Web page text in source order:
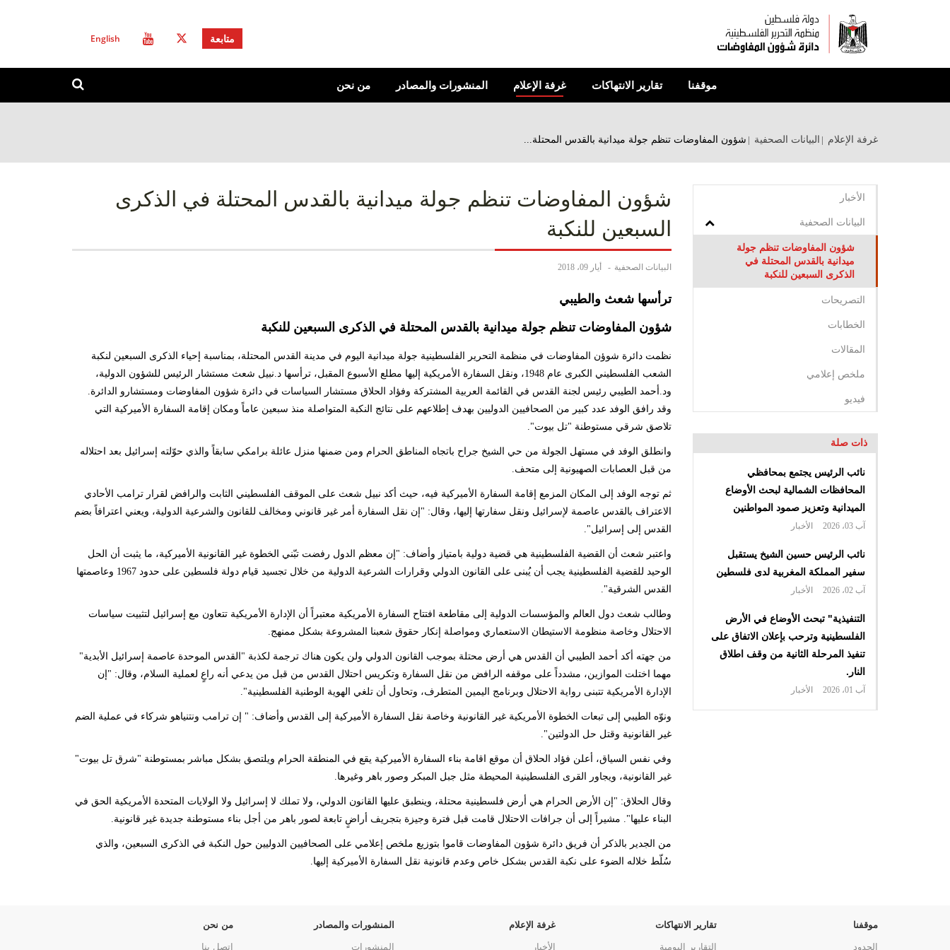
متابعة English
موقفنا تقارير الانتهاكات غرفة الإعلام المنشورات والمصادر من نحن
استمارة
ابحث
غرفة الإعلام البيانات الصحفية شؤون المفاوضات تنظم جولة ميدانية بالقدس المحتلة...
شؤون المفاوضات تنظم جولة ميدانية بالقدس المحتلة في الذكرى
السبعين للنكبة
البيانات الصحفية أيار 09، 2018
ترأسها شعث والطيبي
شؤون المفاوضات تنظم جولة ميدانية بالقدس المحتلة في الذكرى السبعين للنكبة
نظمت دائرة شوؤن المفاوضات في منظمة التحرير الفلسطينية جولة ميدانية اليوم في مدينة القدس المحتلة، بمناسبة إحياء الذكرى السبعين لنكبة
الشعب الفلسطيني الكبرى عام 1948، ونقل السفارة الأمريكية إليها مطلع الأسبوع المقبل، ترأسها د.نبيل شعث مستشار الرئيس للشؤون الدولية،
ود.أحمد الطيبي رئيس لجنة القدس في القائمة العربية المشتركة وفؤاد الحلاق مستشار السياسات في دائرة شؤون المفاوضات ومستشارو الدائرة.
وقد رافق الوفد عدد كبير من الصحافيين الدوليين بهدف إطلاعهم على نتائج النكبة المتواصلة منذ سبعين عاماً ومكان إقامة السفارة الأميركية التي
تلاصق شرقي مستوطنة "تل بيوت".
وانطلق الوفد في مستهل الجولة من حي الشيخ جراح باتجاه المناطق الحرام ومن ضمنها منزل عائلة برامكي سابقاً والذي حوّلته إسرائيل بعد احتلاله
من قبل العصابات الصهيونية إلى متحف.
ثم توجه الوفد إلى المكان المزمع إقامة السفارة الأميركية فيه، حيث أكد نبيل شعث على الموقف الفلسطيني الثابت والرافض لقرار ترامب الأحادي
الاعتراف بالقدس عاصمة لإسرائيل ونقل سفارتها إليها، وقال: "إن نقل السفارة أمر غير قانوني ومخالف للقانون والشرعية الدولية، ويعني اعترافاً بضم
القدس إلى إسرائيل".
واعتبر شعث أن القضية الفلسطينية هي قضية دولية بامتياز وأضاف: "إن معظم الدول رفضت تبّني الخطوة غير القانونية الأميركية، ما يثبت أن الحل
الوحيد للقضية الفلسطينية يجب أن يُبنى على القانون الدولي وقرارات الشرعية الدولية من خلال تجسيد قيام دولة فلسطين على حدود 1967 وعاصمتها
القدس الشرقية".
وطالب شعث دول العالم والمؤسسات الدولية إلى مقاطعة افتتاح السفارة الأمريكية معتبراً أن الإدارة الأمريكية تتعاون مع إسرائيل لتثبيت سياسات
الاحتلال وخاصة منظومة الاستيطان الاستعماري ومواصلة إنكار حقوق شعبنا المشروعة بشكل ممنهج.
من جهته أكد أحمد الطيبي أن القدس هي أرض محتلة بموجب القانون الدولي ولن يكون هناك ترجمة لكذبة "القدس الموحدة عاصمة إسرائيل الأبدية"
مهما اختلت الموازين، مشدداً على موقفه الرافض من نقل السفارة وتكريس احتلال القدس من قبل من يدعي أنه راعٍ لعملية السلام، وقال: "إن
الإدارة الأمريكية تتبنى رواية الاحتلال وبرنامج اليمين المتطرف، وتحاول أن تلغي الهوية الوطنية الفلسطينية".
ونوّه الطيبي إلى تبعات الخطوة الأمريكية غير القانونية وخاصة نقل السفارة الأميركية إلى القدس وأضاف: " إن ترامب ونتنياهو شركاء في عملية الضم
غير القانونية وقتل حل الدولتين".
وفي نفس السياق، أعلن فؤاد الحلاق أن موقع اقامة بناء السفارة الأميركية يقع في المنطقة الحرام ويلتصق بشكل مباشر بمستوطنة "شرق تل بيوت"
غير القانونية، ويجاور القرى الفلسطينية المحيطة مثل جبل المبكر وصور باهر وغيرها.
وقال الحلاق: "إن الأرض الحرام هي أرض فلسطينية محتلة، وينطبق عليها القانون الدولي، ولا تملك لا إسرائيل ولا الولايات المتحدة الأمريكية الحق في
البناء عليها". مشيراً إلى أن جرافات الاحتلال قامت قبل فترة وجيزة بتجريف أراضٍ تابعة لصور باهر من أجل بناء مستوطنة جديدة غير قانونية.
من الجدير بالذكر أن فريق دائرة شؤون المفاوضات قاموا بتوزيع ملخص إعلامي على الصحافيين الدوليين حول النكبة في الذكرى السبعين، والذي
سُلّط خلاله الضوء على نكبة القدس بشكل خاص وعدم قانونية نقل السفارة الأميركية إليها.
الأخبار
البيانات الصحفية
شؤون المفاوضات تنظم جولة
ميدانية بالقدس المحتلة في
الذكرى السبعين للنكبة
التصريحات
الخطابات
المقالات
ملخص إعلامي
فيديو
ذات صلة
نائب الرئيس يجتمع بمحافظي
المحافظات الشمالية لبحث الأوضاع
الميدانية وتعزيز صمود المواطنين
آب 03، 2026 الأخبار
نائب الرئيس حسين الشيخ يستقبل
سفير المملكة المغربية لدى فلسطين
آب 02، 2026 الأخبار
التنفيذية" تبحث الأوضاع في الأرض
الفلسطينية وترحب بإعلان الاتفاق على
تنفيذ المرحلة الثانية من وقف اطلاق
النار.
آب 01، 2026 الأخبار
موقفنا
الحدود
تقارير الانتهاكات
التقارير اليومية
غرفة الإعلام
الأخبار
المنشورات والمصادر
المنشورات
من نحن
اتصل بنا